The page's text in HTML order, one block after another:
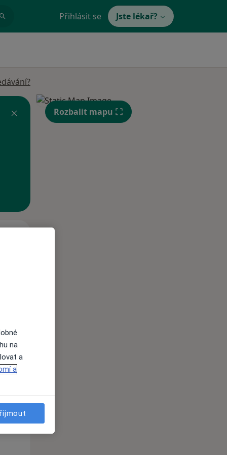
Přihlásit se Jste lékař?
Rozbalit mapu
na
a
a